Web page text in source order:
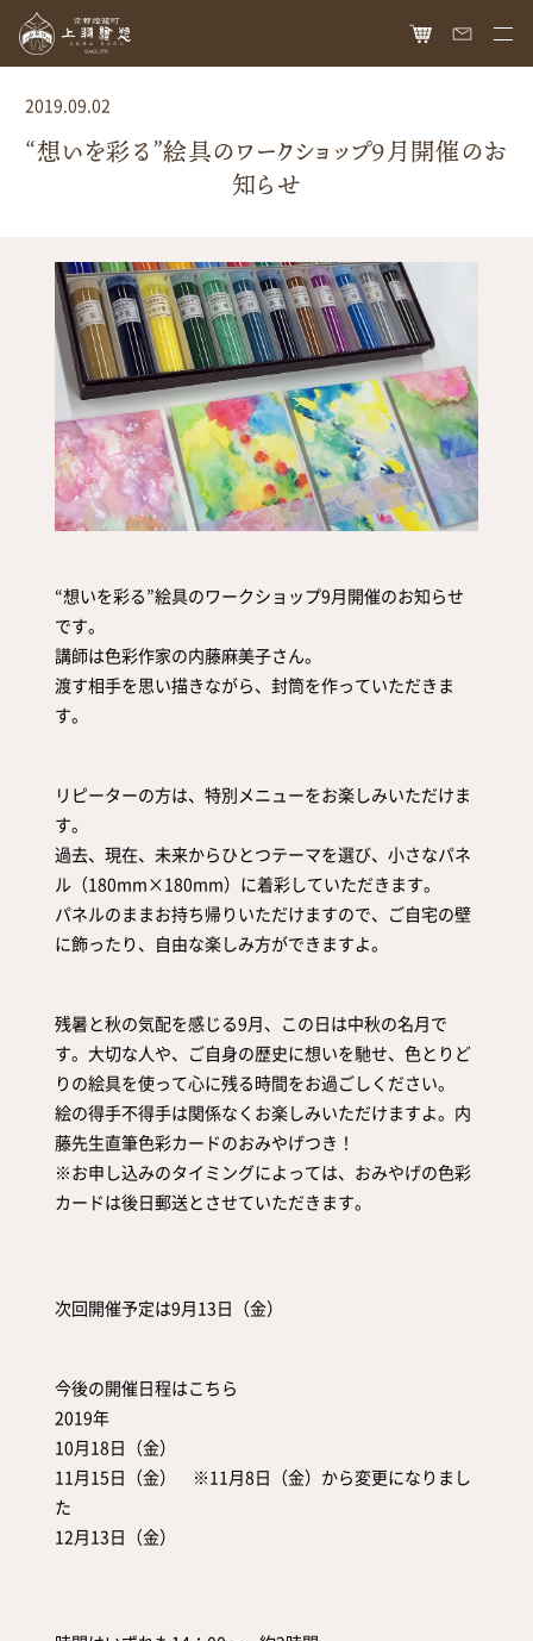
HOME
オンラインショップ
絵具
胡粉コスメ
京花舞
胡粉石鹸
瑞々
爪美容液
最新情報
メディア掲載
読み物
ねいる図案帖
日本画作品帖
白狐通信
上羽絵惣について
会社概要
想い
歴史
お問い合わせ
カタログ請求
個人情報保護
サイトマップ
2019.09.02
“想いを彩る”絵具のワークショップ9月開催のお
知らせ
“想いを彩る”絵具のワークショップ9月開催のお知らせ
です。
講師は色彩作家の内藤麻美子さん。
渡す相手を思い描きながら、封筒を作っていただきま
す。
リピーターの方は、特別メニューをお楽しみいただけま
す。
過去、現在、未来からひとつテーマを選び、小さなパネ
ル（180mm×180mm）に着彩していただきます。
パネルのままお持ち帰りいただけますので、ご自宅の壁
に飾ったり、自由な楽しみ方ができますよ。
残暑と秋の気配を感じる9月、この日は中秋の名月で
す。大切な人や、ご自身の歴史に想いを馳せ、色とりど
りの絵具を使って心に残る時間をお過ごしください。
絵の得手不得手は関係なくお楽しみいただけますよ。内
藤先生直筆色彩カードのおみやげつき！
※お申し込みのタイミングによっては、おみやげの色彩
カードは後日郵送とさせていただきます。
次回開催予定は9月13日（金）
今後の開催日程はこちら
2019年
10月18日（金）
11月15日（金） ※11月8日（金）から変更になりまし
た
12月13日（金）